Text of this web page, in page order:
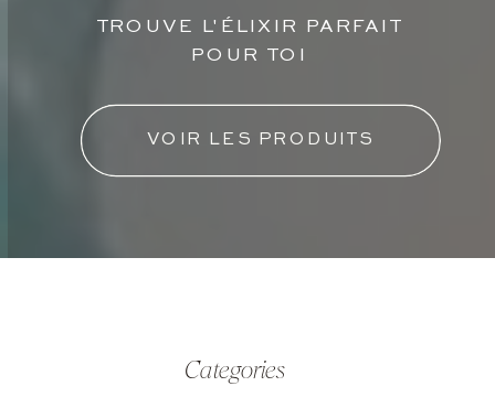
TROUVE L'ÉLIXIR PARFAIT
POUR TOI
VOIR LES PRODUITS
Categories